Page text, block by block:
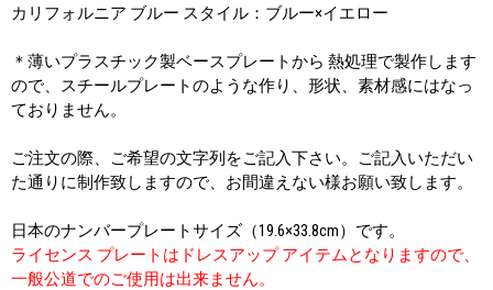
カリフォルニア ブルー スタイル：ブルー×イエロー
＊薄いプラスチック製ベースプレートから 熱処理で製作します
ので、スチールプレートのような作り、形状、素材感にはなっ
ておりません。
ご注文の際、ご希望の文字列をご記入下さい。ご記入いただい
た通りに制作致しますので、お間違えない様お願い致します。
日本のナンバープレートサイズ（19.6×33.8cm）です。
ライセンス プレートはドレスアップ アイテムとなりますので、
一般公道でのご使用は出来ません。